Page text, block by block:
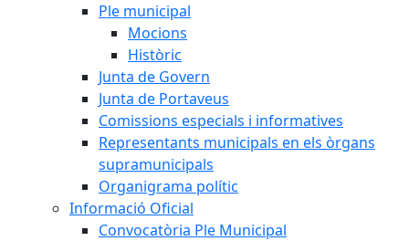
Ple municipal
Mocions
Històric
Junta de Govern
Junta de Portaveus
Comissions especials i informatives
Representants municipals en els òrgans
supramunicipals
Organigrama polític
Informació Oficial
Convocatòria Ple Municipal